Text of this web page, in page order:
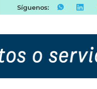
Síguenos: